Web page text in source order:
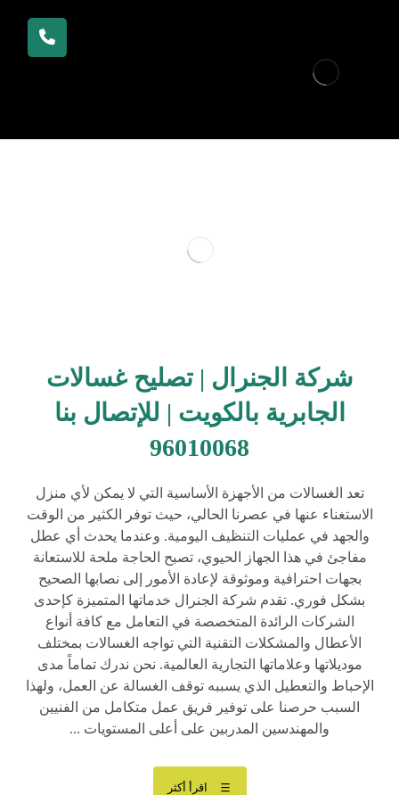
شركة الجنرال | تصليح غسالات
الجابرية بالكويت | للإتصال بنا
96010068
تعد الغسالات من الأجهزة الأساسية التي لا يمكن لأي منزل
الاستغناء عنها في عصرنا الحالي، حيث توفر الكثير من الوقت
والجهد في عمليات التنظيف اليومية. وعندما يحدث أي عطل
مفاجئ في هذا الجهاز الحيوي، تصبح الحاجة ملحة للاستعانة
بجهات احترافية وموثوقة لإعادة الأمور إلى نصابها الصحيح
بشكل فوري. تقدم شركة الجنرال خدماتها المتميزة كإحدى
الشركات الرائدة المتخصصة في التعامل مع كافة أنواع
الأعطال والمشكلات التقنية التي تواجه الغسالات بمختلف
موديلاتها وعلاماتها التجارية العالمية. نحن ندرك تماماً مدى
الإحباط والتعطيل الذي يسببه توقف الغسالة عن العمل، ولهذا
السبب حرصنا على توفير فريق عمل متكامل من الفنيين
والمهندسين المدربين على أعلى المستويات ...
اقرأ أكثر